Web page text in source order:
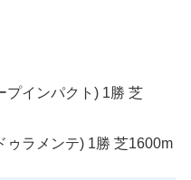
プインパクト) 1勝 芝
ゥラメンテ) 1勝 芝1600m